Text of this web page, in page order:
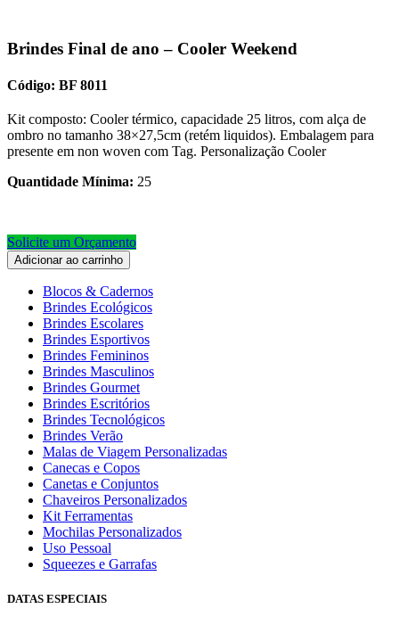
Brindes Final de ano – Cooler Weekend
Código: BF 8011
Kit composto: Cooler térmico, capacidade 25 litros, com alça de
ombro no tamanho 38×27,5cm (retém liquidos). Embalagem para
presente em non woven com Tag. Personalização Cooler
Quantidade Mínima: 25
Solicite um Orçamento
Adicionar ao carrinho
Blocos & Cadernos
Brindes Ecológicos
Brindes Escolares
Brindes Esportivos
Brindes Femininos
Brindes Masculinos
Brindes Gourmet
Brindes Escritórios
Brindes Tecnológicos
Brindes Verão
Malas de Viagem Personalizadas
Canecas e Copos
Canetas e Conjuntos
Chaveiros Personalizados
Kit Ferramentas
Mochilas Personalizados
Uso Pessoal
Squeezes e Garrafas
DATAS ESPECIAIS